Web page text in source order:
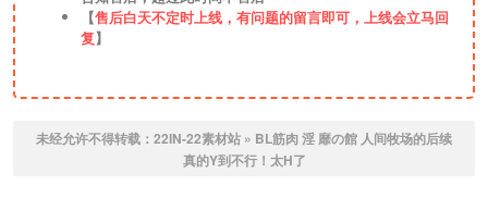
【售后白天不定时上线，有问题的留言即可，上线会立马回
复】
未经允许不得转载： 22IN-22素材站 » BL筋肉 淫 靡の館 人间牧场的后续
真的Y到不行！太H了